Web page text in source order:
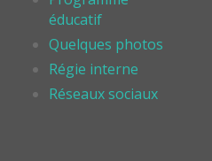
éducatif
Quelques photos
Régie interne
Réseaux sociaux